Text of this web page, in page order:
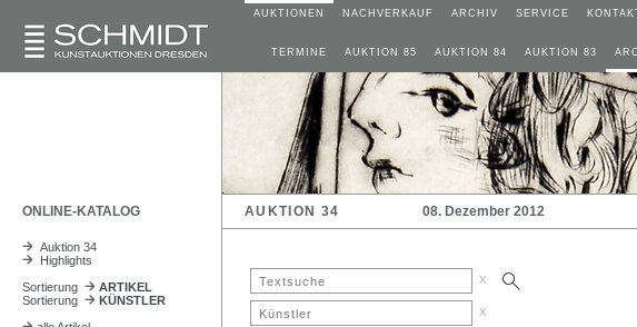
AUKTIONEN NACHVERKAUF ARCHIV SERVICE
TERMINE AUKTION 85 AUKTION 84 AUKTION 83
ONLINE-KATALOG AUKTION 34 08. Dezember 2012
Auktion 34
Highlights
Sortierung
ARTIKEL
Sortierung
KÜNSTLER
x
x